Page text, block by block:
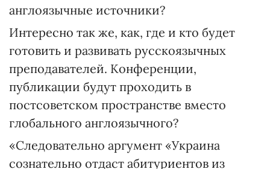
англоязычные источники?
Интересно так же, как, где и кто будет
готовить и развивать русскоязычных
преподавателей. Конференции,
публикации будут проходить в
постсоветском пространстве вместо
глобального англоязычного?
«Следовательно аргумент «Украина
сознательно отдаст абитуриентов из